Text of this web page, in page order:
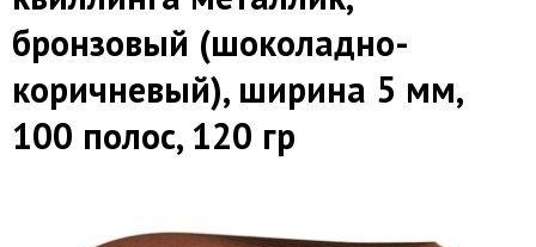
бронзовый (шоколадно-
коричневый), ширина 5 мм,
100 полос, 120 гр